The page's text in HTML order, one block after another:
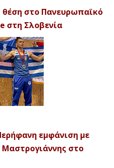
θέση στο Πανευρωπαϊκό
στη Σλοβενία
εμφάνιση με
στο